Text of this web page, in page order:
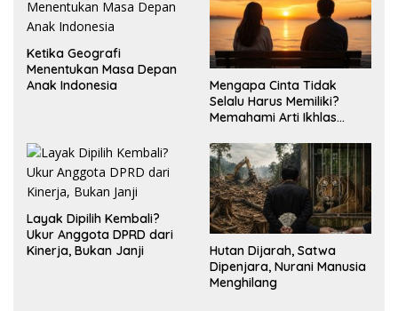
Ketika Geografi
Menentukan Masa Depan
Anak Indonesia
Mengapa Cinta Tidak
Selalu Harus Memiliki?
Memahami Arti Ikhlas
Layak Dipilih Kembali?
Ukur Anggota DPRD dari
Kinerja, Bukan Janji
Hutan Dijarah, Satwa
Dipenjara, Nurani Manusia
Menghilang